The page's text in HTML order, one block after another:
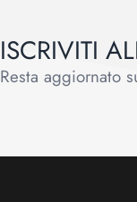
ISCRIVITI
Resta aggiornato